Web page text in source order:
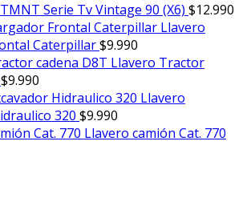
Serie Tv Vintage 90 (X6) $12.990
Llavero
Caterpillar$9.990
Llavero Tractor
$9.990
Llavero
320 $9.990
Llavero camión Cat. 770